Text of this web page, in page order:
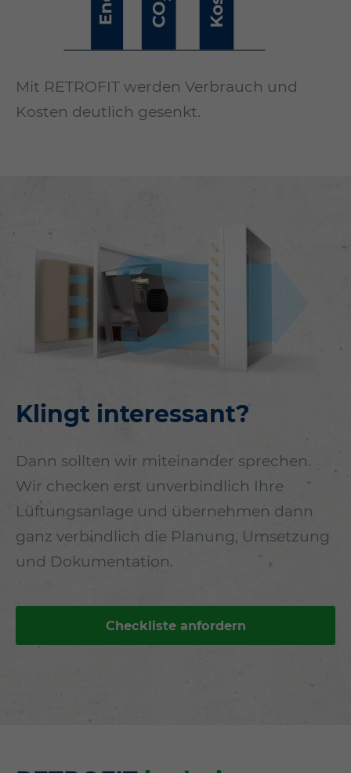
Mit RETROFIT werden Verbrauch und
Kosten deutlich gesenkt.
Klingt interessant?
Dann sollten wir miteinander sprechen.
Wir checken erst unverbindlich Ihre
Lüftungsanlage und übernehmen dann
ganz verbindlich die Planung, Umsetzung
und Dokumentation.
Checkliste anfordern